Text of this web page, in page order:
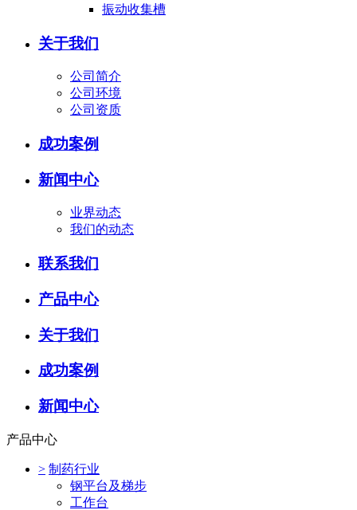
振动收集槽
关于我们
公司简介
公司环境
公司资质
成功案例
新闻中心
业界动态
我们的动态
联系我们
产品中心
关于我们
成功案例
新闻中心
产品中心
> 制药行业
钢平台及梯步
工作台